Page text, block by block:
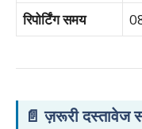
रिपोर्टिंग समय
📄ज़रूरी दस्तावेज